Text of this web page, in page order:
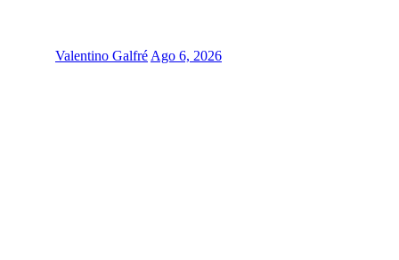
Valentino Galfré Ago 6, 2026